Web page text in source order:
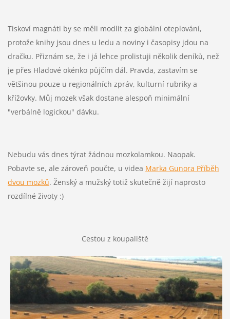
Tiskoví magnáti by se měli modlit za globální oteplování,
protože knihy jsou dnes u ledu a noviny i časopisy jdou na
dračku. Přiznám se, že i já lehce prolistuji několik deníků, než
je přes Hladové okénko půjčím dál. Pravda, zastavím se
většinou pouze u regionálních zpráv, kulturní rubriky a
křížovky. Můj mozek však dostane alespoň minimální
"verbálně logickou" dávku.
Nebudu vás dnes týrat žádnou mozkolamkou. Naopak.
Pobavte se, ale zároveň poučte, u videa Marka Gunora Příběh
dvou mozků. Ženský a mužský totiž skutečně žijí naprosto
rozdílné životy :)
Cestou z koupaliště